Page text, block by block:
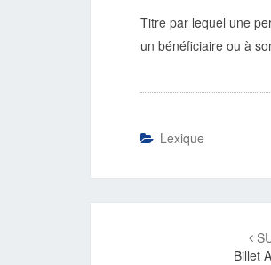
Titre par lequel une
un bénéficiaire ou à
Lexique
Billet